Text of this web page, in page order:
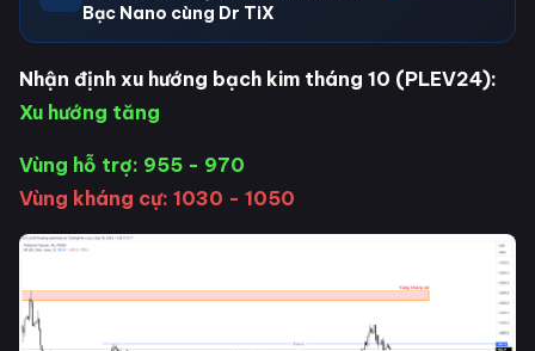
Bạc Nano cùng Dr TiX
Nhận định xu hướng bạch kim tháng 10 (PLEV24):
Xu hướng tăng
Vùng hỗ trợ: 955 - 970
Vùng kháng cự: 1030 - 1050